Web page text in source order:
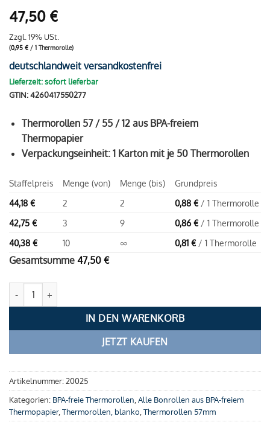
47,50 €
Zzgl. 19% USt.
(0,95 € / 1 Thermorolle)
deutschlandweit versandkostenfrei
Lieferzeit: sofort lieferbar
GTIN: 4260417550277
Thermorollen 57 / 55 / 12 aus BPA-freiem
Thermopapier
Verpackungseinheit: 1 Karton mit je 50 Thermorollen
Staffelpreis Menge (von) Menge (bis)
Grundpreis
44,18 € 2 2 0,88€ / 1 Thermorolle
42,75 € 3 9 0,86€ / 1 Thermorolle
40,38 € 10 ∞ 0,81€ / 1 Thermorolle
Gesamtsumme 47,50 €
Thermorollen 57 / 55 / 12 (40m) Menge
IN DEN WARENKORB
JETZT KAUFEN
Artikelnummer:20025
Kategorien: BPA-freie Thermorollen,Alle Bonrollen aus BPA-freiem
Thermopapier,Thermorollen, blanko,Thermorollen 57mm